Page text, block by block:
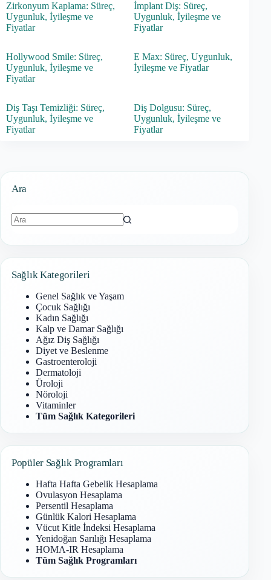
Zirkonyum Kaplama: Süreç,
Uygunluk, İyileşme ve
Fiyatlar
İmplant Diş: Süreç,
Uygunluk, İyileşme ve
Fiyatlar
Hollywood Smile: Süreç,
Uygunluk, İyileşme ve
Fiyatlar
E Max: Süreç, Uygunluk,
İyileşme ve Fiyatlar
Diş Taşı Temizliği: Süreç,
Uygunluk, İyileşme ve
Fiyatlar
Diş Dolgusu: Süreç,
Uygunluk, İyileşme ve
Fiyatlar
Ara
Sağlık Kategorileri
Genel Sağlık ve Yaşam
Çocuk Sağlığı
Kadın Sağlığı
Kalp ve Damar Sağlığı
Ağız Diş Sağlığı
Diyet ve Beslenme
Gastroenteroloji
Dermatoloji
Üroloji
Nöroloji
Vitaminler
Tüm Sağlık Kategorileri
Popüler Sağlık Programları
Hafta Hafta Gebelik Hesaplama
Ovulasyon Hesaplama
Persentil Hesaplama
Günlük Kalori Hesaplama
Vücut Kitle İndeksi Hesaplama
Yenidoğan Sarılığı Hesaplama
HOMA-IR Hesaplama
Tüm Sağlık Programları